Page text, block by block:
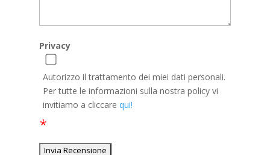
Privacy
Autorizzo il trattamento dei miei dati personali.
Per tutte le informazioni sulla nostra policy vi
invitiamo a cliccare qui!